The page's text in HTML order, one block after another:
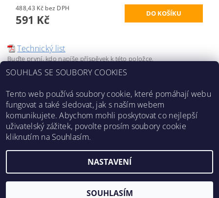
488,43 Kč bez DPH
591 Kč
Technický list
Buďte první, kdo napíše příspěvek k této položce.
Přidat komentář
Obchodní podmínky | Ochrana osobních údajů
O nás | Prodejci v ČR
2026 ©PNZ, všechna práva vyhrazenaUpravit nastavení cookies
Vytvořil Shoptet
SOUHLAS SE SOUBORY COOKIES
Tento web používá soubory cookie, které pomáhají webu
fungovat a také sledovat, jak s naším webem
komunikujete. Abychom mohli poskytovat co nejlepší
uživatelský zážitek, povolte prosím soubory cookie
kliknutím na Souhlasím.
NASTAVENÍ
SOUHLASÍM